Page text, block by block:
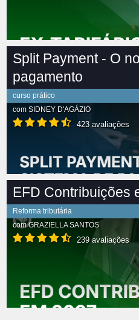
Split Payment - O
pagamento
curso prático
com SIDNEY D'AGÁZIO
423 avaliações
EFD Contribuições
Reforma tributária
comGRAZIELLA SANTOS
239 avaliações